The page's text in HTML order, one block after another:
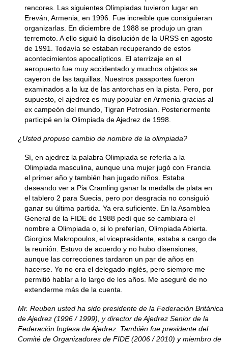
rencores. Las siguientes Olimpiadas tuvieron lugar en
Ereván, Armenia, en 1996. Fue increíble que consiguieran
organizarlas. En diciembre de 1988 se produjo un gran
terremoto. A ello siguió la disolución de la URSS en agosto
de 1991. Todavía se estaban recuperando de estos
acontecimientos apocalípticos. El aterrizaje en el
aeropuerto fue muy accidentado y muchos objetos se
cayeron de las taquillas. Nuestros pasaportes fueron
examinados a la luz de las antorchas en la pista. Pero, por
supuesto, el ajedrez es muy popular en Armenia gracias al
ex campeón del mundo, Tigran Petrosian. Posteriormente
participé en la Olimpiada de Ajedrez de 1998.
¿Usted propuso cambio de nombre de la olimpiada?
Sí, en ajedrez la palabra Olimpiada se refería a la
Olimpiada masculina, aunque una mujer jugó con Francia
el primer año y también han jugado niños. Estaba
deseando ver a Pia Cramling ganar la medalla de plata en
el tablero 2 para Suecia, pero por desgracia no consiguió
ganar su última partida. Ya era suficiente. En la Asamblea
General de la FIDE de 1988 pedí que se cambiara el
nombre a Olimpiada o, si lo preferían, Olimpiada Abierta.
Giorgios Makropoulos, el vicepresidente, estaba a cargo de
la reunión. Estuvo de acuerdo y no hubo disensiones,
aunque las correcciones tardaron un par de años en
hacerse. Yo no era el delegado inglés, pero siempre me
permitió hablar a lo largo de los años. Me aseguré de no
extenderme más de la cuenta.
Mr. Reuben usted ha sido presidente de la Federación Británica
de Ajedrez (1996 / 1999), y director de Ajedrez Senior de la
Federación Inglesa de Ajedrez. También fue presidente del
Comité de Organizadores de FIDE (2006 / 2010) y miembro de